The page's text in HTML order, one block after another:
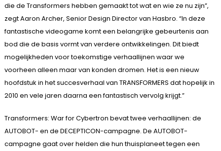
die de Transformers hebben gemaakt tot wat en wie ze nu zijn”,
zegt Aaron Archer, Senior Design Director van Hasbro. “In deze
fantastische videogame komt een belangrijke gebeurtenis aan
bod die de basis vormt van verdere ontwikkelingen. Dit biedt
mogelijkheden voor toekomstige verhaallijnen waar we
voorheen alleen maar van konden dromen. Het is een nieuw
hoofdstuk in het succesverhaal van TRANSFORMERS dat hopelijk in
2010 en vele jaren daarna een fantastisch vervolg krijgt.”
Transformers: War for Cybertron bevat twee verhaallijnen: de
AUTOBOT- en de DECEPTICON-campagne. De AUTOBOT-
campagne gaat over helden die hun thuisplaneet tegen een